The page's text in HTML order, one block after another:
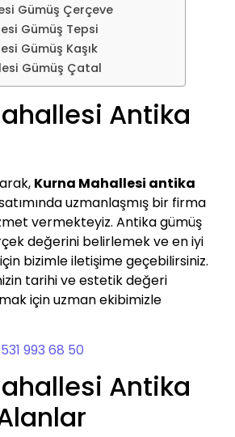
Gümüş Çerçeve
Gümüş Tepsi
Gümüş Kaşık
Gümüş Çatal
Antika
Kurna Mahallesi antika
uzmanlaşmış bir firma
vermekteyiz. Antika gümüş
değerini belirlemek ve en iyi
bizimle iletişime geçebilirsiniz.
tarihi ve estetik değeri
için uzman ekibimizle
993 68 50
Antika